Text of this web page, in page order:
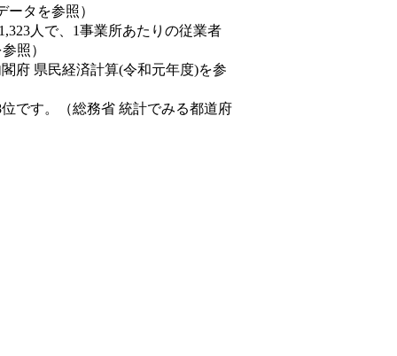
ータを参照）
人で、1事業所あたりの従業者
照）
府 県民経済計算(令和元年度)を参
です。（総務省 統計でみる都道府